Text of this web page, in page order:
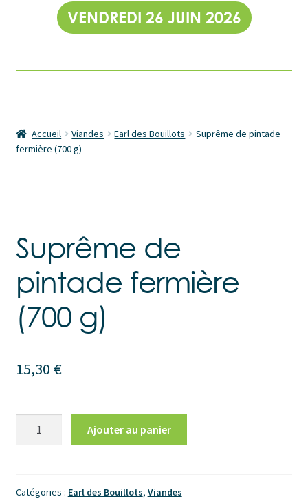
VENDREDI 26 JUIN 2026
Accueil Viandes Earl des Bouillots
Suprême de pintade
fermière (700 g)
Suprême de
pintade fermière
(700 g)
15,30 €
pintade
Ajouter au panier
Catégories : Earl des Bouillots, Viandes